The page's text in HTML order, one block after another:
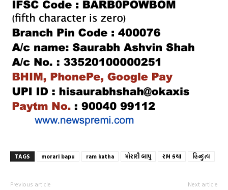
TAGS morari bapu ram katha મોરારી બાપુ રામ કથા હિન્દુત્વ
Previous article Next article